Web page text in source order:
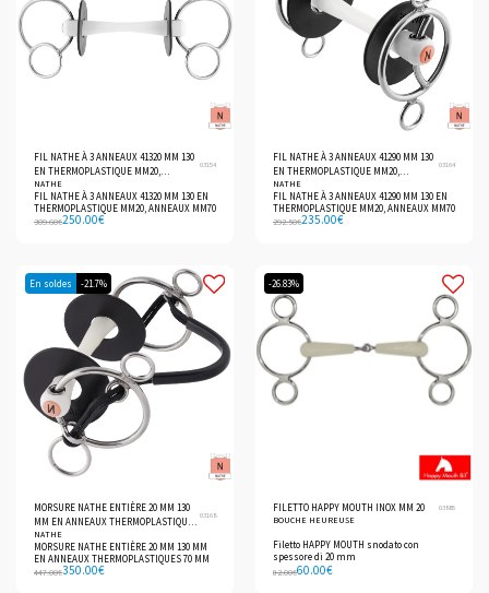
FIL NATHE À 3 ANNEAUX 41320 MM 130
EN THERMOPLASTIQUE MM20,
ANNEAUX MM70
03154
NATHE
FIL NATHE À 3 ANNEAUX 41320 MM 130 EN
THERMOPLASTIQUE MM20, ANNEAUX MM70
309.60€250.00€
FIL NATHE À 3 ANNEAUX 41290 MM 130
EN THERMOPLASTIQUE MM20,
ANNEAUX MM70
03164
NATHE
FIL NATHE À 3 ANNEAUX 41290 MM 130 EN
THERMOPLASTIQUE MM20, ANNEAUX MM70
292.50€235.00€
En soldes -21.7%
MORSURE NATHE ENTIÈRE 20 MM 130
MM EN ANNEAUX THERMOPLASTIQUES
70 MM
03168
NATHE
MORSURE NATHE ENTIÈRE 20 MM 130 MM
EN ANNEAUX THERMOPLASTIQUES 70 MM
447.00€350.00€
-26.83%
FILETTO HAPPY MOUTH INOX MM 20 03885
BOUCHE HEUREUSE
Filetto HAPPY MOUTH snodato con
spessore di 20 mm
82.00€60.00€